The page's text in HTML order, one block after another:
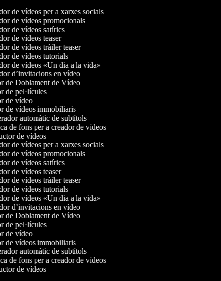
de vídeos per a xarxes socials
de vídeos promocionals
de vídeos satírics
de vídeos teaser
de vídeos tràiler teaser
de vídeos tutorials
de vídeos «Un dia a la vida»
d’invitacions en vídeo
de Doblament de Vídeo
de pel·lícules
de vídeo
de vídeos immobiliaris
automàtic de subtítols
de fons per a creador de vídeos
de vídeos
de vídeos per a xarxes socials
de vídeos promocionals
de vídeos satírics
de vídeos teaser
de vídeos tràiler teaser
de vídeos tutorials
de vídeos «Un dia a la vida»
d’invitacions en vídeo
de Doblament de Vídeo
de pel·lícules
de vídeo
de vídeos immobiliaris
automàtic de subtítols
de fons per a creador de vídeos
de vídeos